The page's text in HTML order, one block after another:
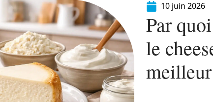
10 juin 2026
Par
le